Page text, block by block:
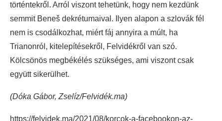
történtekről. Arról viszont tehetünk, hogy nem kezdünk
semmit Beneš dekrétumaival. Ilyen alapon a szlovák fél
nem is csodálkozhat, miért fáj annyira a múlt, ha
Trianonról, kitelepítésekről, Felvidékről van szó.
Kölcsönös megbékélés szükséges, ami viszont csak
együtt sikerülhet.
(Dóka Gábor, Zselíz/Felvidék.ma)
https://felvidek.ma/2021/08/korcok-a-facebookon-az-